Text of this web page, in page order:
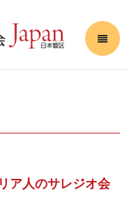
ア人のサレジオ会